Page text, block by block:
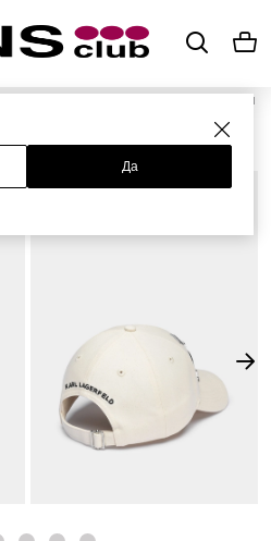
Да
Женские сумки и